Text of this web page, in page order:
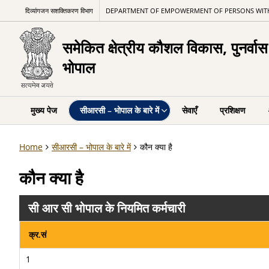
दिव्यांगजन सशक्तिकरण विभाग DEPARTMENT OF EMPOWERMENT OF PERSONS
समेकित क्षेत्रीय कौशल विकास,
भोपाल
मुख्य पेज सीआरसी – भोपाल के बारे में सेवाएँ प्रशिक्षण
Home सीआरसी – भोपाल के बारे में कौन क्या है
कौन क्या है
सी आर सी भोपाल के नियमित कर्मचारी
क्र.सं
1